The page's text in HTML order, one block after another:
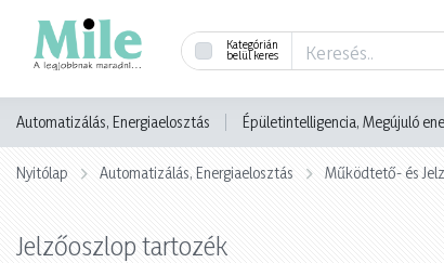
Kategórián
belül keres
Automatizálás, Energiaelosztás Épületintelligencia, Megújuló
Nyitólap Automatizálás, Energiaelosztás Működtető- és
Jelzőoszlop tartozék